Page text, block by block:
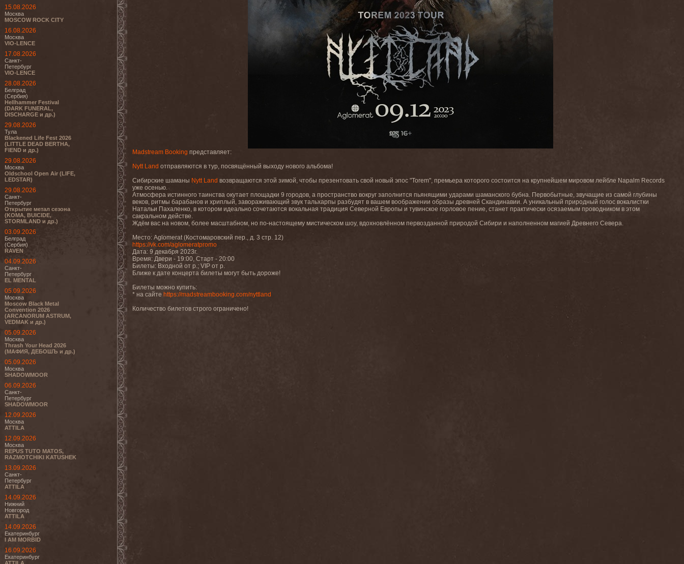
15.08.2026
Москва
MOSCOW ROCK CITY
16.08.2026
Москва
VIO-LENCE
17.08.2026
Санкт-
Петербург
VIO-LENCE
28.08.2026
Белград
(Сербия)
Hellhammer Festival
(DARK FUNERAL,
DISCHARGE и др.)
29.08.2026
Тула
Blackened Life Fest 2026
(LITTLE DEAD BERTHA,
FIEND и др.)
29.08.2026
Москва
Oldschool Open Air (LIFE,
LEDSTAR)
29.08.2026
Санкт-
Петербург
Открытие метал сезона
(KOMA, BUICIDE,
STORMLAND и др.)
03.09.2026
Белград
(Сербия)
RAVEN
04.09.2026
Санкт-
Петербург
EL MENTAL
05.09.2026
Москва
Moscow Black Metal
Convention 2026
(ARCANORUM ASTRUM,
VEDMAK и др.)
05.09.2026
Москва
Thrash Your Head 2026
(МАФИЯ, ДЕБОШЪ и др.)
05.09.2026
Москва
SHADOWMOOR
06.09.2026
Санкт-
Петербург
SHADOWMOOR
12.09.2026
Москва
ATTILA
12.09.2026
Москва
REPUS TUTO MATOS,
RAZMOTCHIKI KATUSHEK
13.09.2026
Санкт-
Петербург
ATTILA
14.09.2026
Нижний
Новгород
ATTILA
14.09.2026
Екатеринбург
I AM MORBID
16.09.2026
Екатеринбург
Madstream Booking представляет:
Nytt Land отправляются в тур, посвящённый выходу нового альбома!
Сибирские шаманы Nytt Land возвращаются этой зимой, чтобы презентовать свой новый эпос "Torem", премьера которого состоится на крупнейшем мировом лейбле Napalm Records
уже осенью.
Атмосфера истинного таинства окутает площадки 9 городов, а пространство вокруг заполнится пьянящими ударами шаманского бубна. Первобытные, звучащие из самой глубины
веков, ритмы барабанов и хриплый, завораживающий звук тальхарпы разбудят в вашем воображении образы древней Скандинавии. А уникальный природный голос вокалистки
Натальи Пахаленко, в котором идеально сочетаются вокальная традиция Северной Европы и тувинское горловое пение, станет практически осязаемым проводником в этом
сакральном действе.
Ждём вас на новом, более масштабном, но по-настоящему мистическом шоу, вдохновлённом первозданной природой Сибири и наполненном магией Древнего Севера.
Место: Aglomerat (Костомаровский пер., д. 3 стр. 12)
https://vk.com/aglomeratpromo
Дата: 9 декабря 2023г.
Время: Двери - 19:00, Старт - 20:00
Билеты: Входной от р.; VIP от р.
Ближе к дате концерта билеты могут быть дороже!
Билеты можно купить:
* на сайте https://madstreambooking.com/nyttland
Количество билетов строго ограничено!